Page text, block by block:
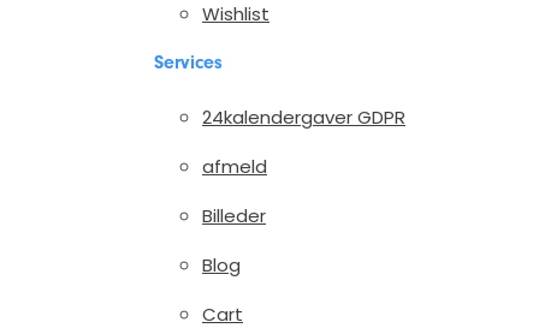
Wishlist
Services
24kalendergaver GDPR
afmeld
Billeder
Blog
Cart